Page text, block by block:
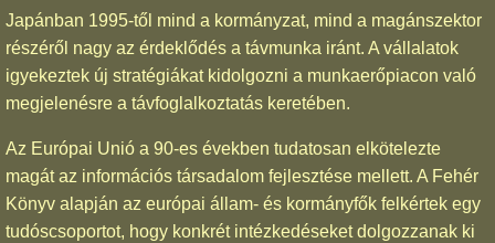
Japánban 1995-től mind a kormányzat, mind a magánszektor
részéről nagy az érdeklődés a távmunka iránt. A vállalatok
igyekeztek új stratégiákat kidolgozni a munkaerőpiacon való
megjelenésre a távfoglalkoztatás keretében.
Az Európai Unió a 90-es években tudatosan elkötelezte
magát az információs társadalom fejlesztése mellett. A Fehér
Könyv alapján az európai állam- és kormányfők felkértek egy
tudóscsoportot, hogy konkrét intézkedéseket dolgozzanak ki